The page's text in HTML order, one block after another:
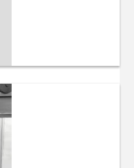
Mzunguko wa
Minyororo